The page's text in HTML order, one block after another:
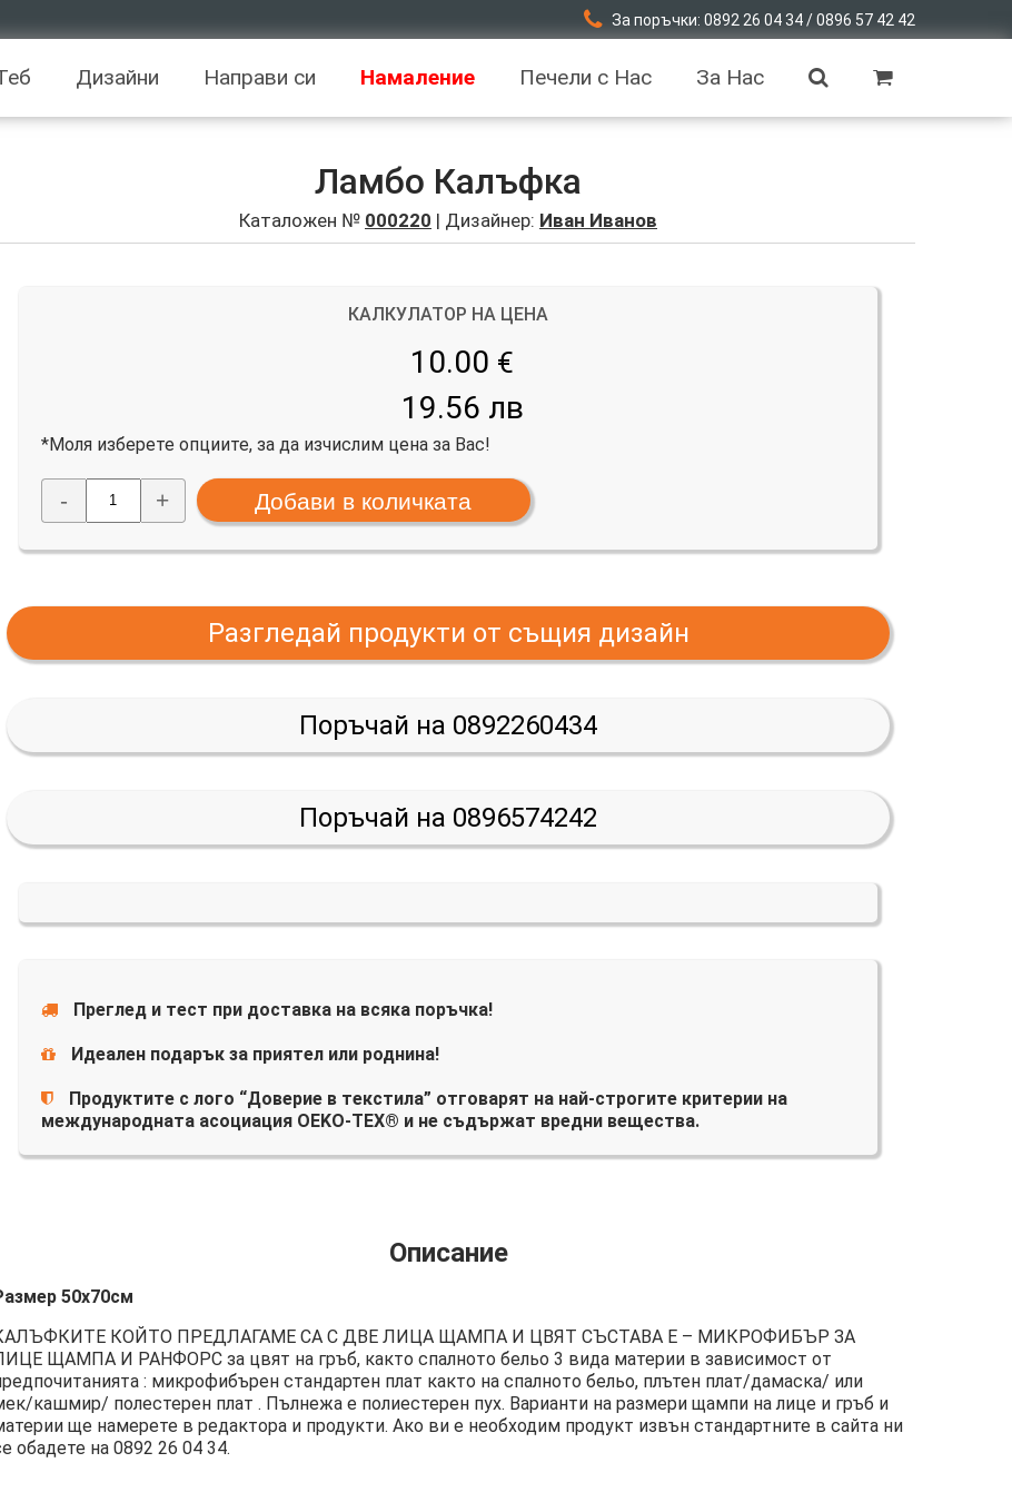
За поръчки: 0892 26 04 34 / 0896 57 42 42
Дизайни Направи си Намаление Печели с Нас За Нас
Ламбо Калъфка
Каталожен № 000220 | Дизайнер: Иван Иванов
КАЛКУЛАТОР НА ЦЕНА
10.00 €
19.56 лв
*Моля изберете опциите, за да изчислим цена за Вас!
- +
Разгледай продукти от същия дизайн
Поръчай на 0892260434
Поръчай на 0896574242
Преглед и тест при доставка на всяка поръчка!
Идеален подарък за приятел или роднина!
Продуктите с лого “Доверие в текстила” отговарят на най-строгите критерии на
международната асоциация OEKO-TEX® и не съдържат вредни вещества.
Описание
50х70см
КОЙТО ПРЕДЛАГАМЕ СА С ДВЕ ЛИЦА ЩАМПА И ЦВЯТ СЪСТАВА Е – МИКРОФИБЪР ЗА
ЩАМПА И РАНФОРС за цвят на гръб, както спалното бельо 3 вида материи в зависимост от
: микрофибърен стандартен плат както на спалното бельо, плътен плат/дамаска/ или
кашмир/ полестерен плат . Пълнежа е полиестерен пух. Варианти на размери щампи на лице и гръб и
ще намерете в редактора и продукти. Ако ви е необходим продукт извън стандартните в сайта ни
обадете на 0892 26 04 34.